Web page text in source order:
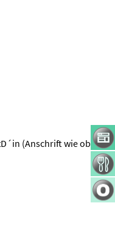
(Anschrift wie oben)